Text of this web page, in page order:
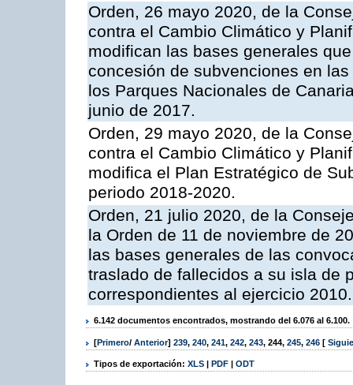
Orden, 26 mayo 2020, de la
contra el Cambio Climático y
modifican las bases generales
concesión de subvenciones en
los Parques Nacionales de
junio de 2017.
Orden, 29 mayo 2020, de la
contra el Cambio Climático y
modifica el Plan Estratégico de
periodo 2018-2020.
Orden, 21 julio 2020, de la
la Orden de 11 de noviembre de
las bases generales de las
traslado de fallecidos a su isla de
correspondientes al ejercicio 2010.
6.142 documentos encontrados, mostrando del 6.076 al 6.100.
[Primero/ Anterior] 239, 240, 241, 242, 243, 244, 245, 246 [
Tipos de exportación: XLS | PDF | ODT